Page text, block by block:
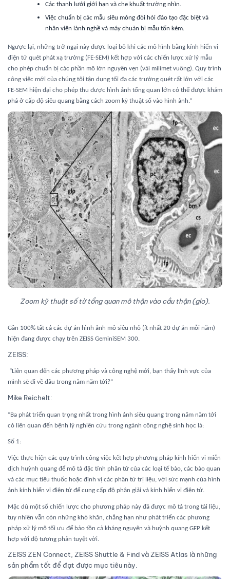
Các thanh lưới giới hạn và che khuất trường nhìn.
Việc chuẩn bị các mẫu siêu mỏng đòi hỏi đào tạo đặc biệt và
nhân viên lành nghề và máy chuản bị mẫu tốn kém.
Ngược lại, những trở ngại này được loại bỏ khi các mô hình bằng kính hiển vi
điện tử quét phát xạ trường (FE-SEM) kết hợp với các chiến lược xử lý mẫu
cho phép chuẩn bị các phần mô lớn nguyên vẹn (vài milimet vuông). Quy trình
công việc mới của chúng tôi tận dụng tối đa các trường quét rất lớn với các
FE-SEM hiện đại cho phép thu được hình ảnh tổng quan lớn có thể được khám
phá ở cấp độ siêu quang bằng cách zoom kỹ thuật số vào hình ảnh.”
Zoom kỹ thuật số từ tổng quan mô thận vào cầu thận (glo).
Gần 100% tất cả các dự án hình ảnh mô siêu nhỏ (ít nhất 20 dự án mỗi năm)
hiện đang được chạy trên ZEISS GeminiSEM 300.
ZEISS:
“Liên quan đến các phương pháp và công nghệ mới, bạn thấy lĩnh vực của
mình sẽ đi về đâu trong năm năm tới?”
Mike Reichelt:
“Ba phát triển quan trọng nhất trong hình ảnh siêu quang trong năm năm tới
có liên quan đến bệnh lý nghiên cứu trong ngành công nghệ sinh học là:
Số 1:
Việc thực hiện các quy trình công việc kết hợp phương pháp kính hiển vi miễn
dịch huỳnh quang để mô tả đặc tính phân tử của các loại tế bào, các bào quan
và các mục tiêu thuốc hoặc định vị các phân tử trị liệu, với sức mạnh của hình
ảnh kính hiển vi điện tử để cung cấp độ phân giải và kính hiển vi điện tử.
Mặc dù một số chiến lược cho phương pháp này đã được mô tả trong tài liệu,
tuy nhiên vẫn còn những khó khăn, chẳng hạn như phát triển các phương
pháp xử lý mô tối ưu để bảo tồn cả kháng nguyên và huỳnh quang GFP kết
hợp với độ tương phản tuyệt vời.
ZEISS ZEN Connect, ZEISS Shuttle & Find và ZEISS Atlas là những
sản phẩm tốt để đạt được mục tiêu này.